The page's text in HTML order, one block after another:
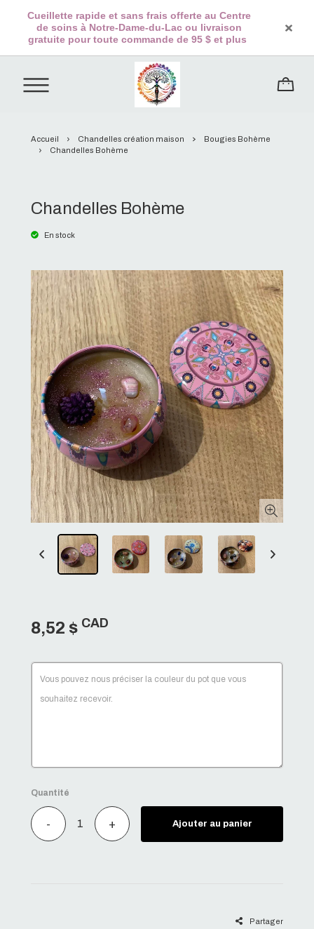
Cueillette rapide et sans frais offerte au Centre
de soins à Notre-Dame-du-Lac ou livraison
gratuite pour toute commande de 95 $ et plus
Accueil Chandelles création maison
Bougies Bohème
Chandelles Bohème
Chandelles Bohème
En stock
8,52 $ CAD
Quantité
- + Ajouter au panier
Partager